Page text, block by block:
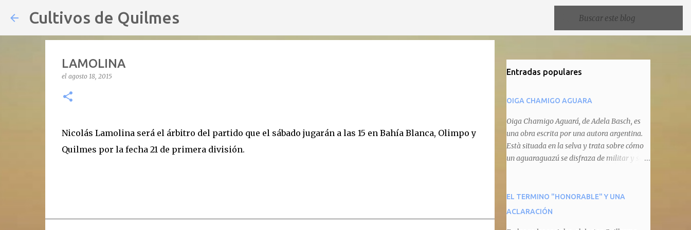
Cultivos de Quilmes
LAMOLINA
el agosto 18, 2015
Nicolás Lamolina será el árbitro del partido que el sábado jugarán a las 15 en Bahía Blanca, Olimpo y
Quilmes por la fecha 21 de primera división.
Entradas populares
OIGA CHAMIGO AGUARA
Oiga Chamigo Aguará, de Adela Basch, es
una obra escrita por una autora argentina.
Està situada en la selva y trata sobre cómo
un aguaraguazú se disfraza de militar y se
animal que pretenda circular por ahí. En
primera instancia aparece Teteu, el tero,
EL TERMINO "HONORABLE" Y UNA
ACLARACIÓN